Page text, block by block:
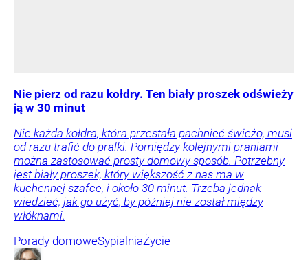
Nie pierz od razu kołdry. Ten biały proszek odświeży
ją w 30 minut
Nie każda kołdra, która przestała pachnieć świeżo, musi
od razu trafić do pralki. Pomiędzy kolejnymi praniami
można zastosować prosty domowy sposób. Potrzebny
jest biały proszek, który większość z nas ma w
kuchennej szafce, i około 30 minut. Trzeba jednak
wiedzieć, jak go użyć, by później nie został między
włóknami.
Porady domoweSypialniaŻycie